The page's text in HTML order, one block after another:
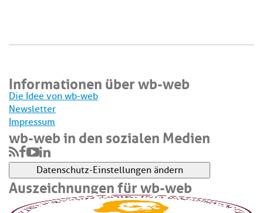
Informationen über wb-web
Die Idee von wb-web
Newsletter
Impressum
wb-web in den sozialen Medien
Datenschutz-Einstellungen ändern
Auszeichnungen für wb-web